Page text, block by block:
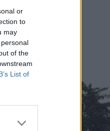
or
to
may
of the
List of